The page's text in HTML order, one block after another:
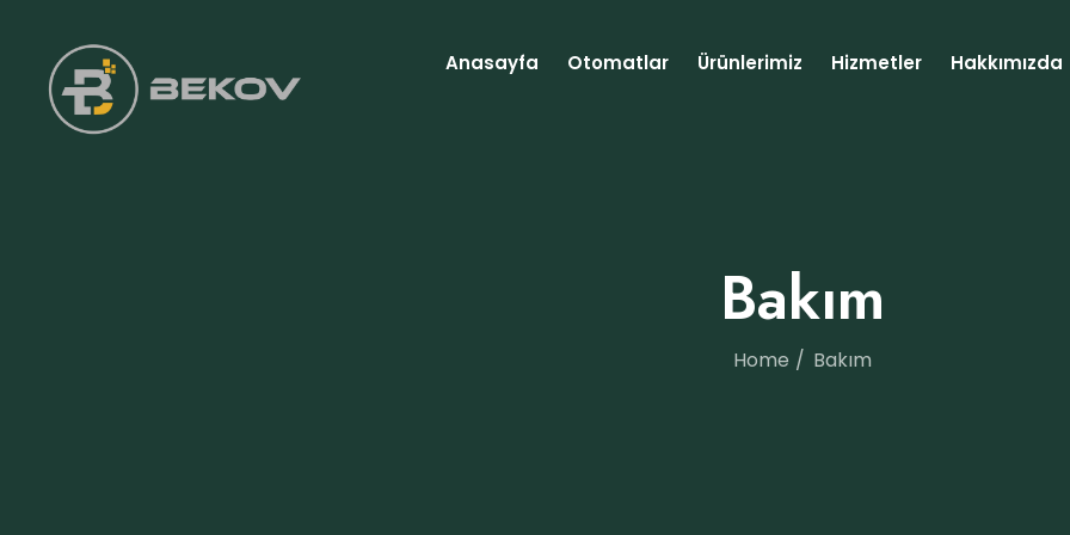
Anasayfa Otomatlar Ürünlerimiz Hizmetler Hakkımızda
Bakım
Home Bakım